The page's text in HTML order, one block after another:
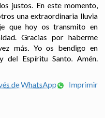
justos. En este momento,
una extraordinaria lluvia
que hoy os transmito en
Gracias por haberme
más. Yo os bendigo en
Espíritu Santo. Amén.
de WhatsApp
Imprimir